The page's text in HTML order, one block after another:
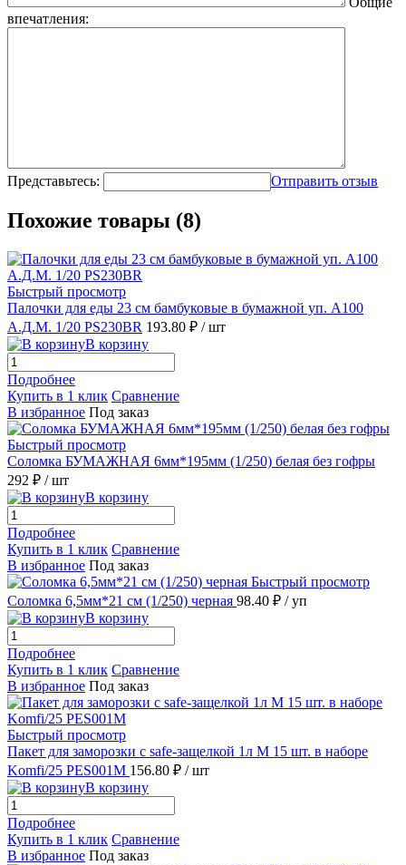
впечатления:
Представьтесь: Отправить отзыв
Похожие товары (8)
Быстрый просмотр
Палочки для еды 23 см бамбуковые в бумажной уп. А100
А.Д.М. 1/20 PS230BR 193.80 ₽ / шт
В корзину
Подробнее
Купить в 1 клик Сравнение
В избранное Под заказ
Быстрый просмотр
Соломка БУМАЖНАЯ 6мм*195мм (1/250) белая без гофры
292 ₽ / шт
В корзину
Подробнее
Купить в 1 клик Сравнение
В избранное Под заказ
Быстрый просмотр
Соломка 6,5мм*21 см (1/250) черная 98.40 ₽ / уп
В корзину
Подробнее
Купить в 1 клик Сравнение
В избранное Под заказ
Быстрый просмотр
Пакет для заморозки с safe-защелкой 1л М 15 шт. в наборе
Komfi/25 PES001M 156.80 ₽ / шт
В корзину
Подробнее
Купить в 1 клик Сравнение
В избранное Под заказ